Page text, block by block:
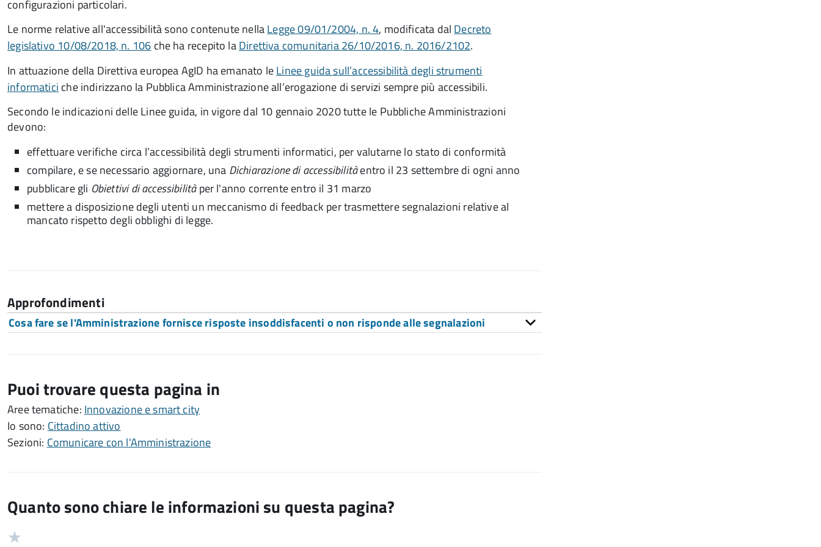
configurazioni particolari.
Le norme relative all'accessibilità sono contenute nellaLegge 09/01/2004, n. 4, modificata dal Decreto
legislativo 10/08/2018, n. 106 che ha recepito laDirettiva comunitaria 26/10/2016, n. 2016/2102.
In attuazione della Direttiva europea AgID ha emanato leLinee guida sull’accessibilità degli strumenti
informatici che indirizzano la Pubblica Amministrazione all’erogazione di servizi sempre più accessibili.
Secondo le indicazioni delle Linee guida, in vigore dal 10 gennaio 2020 tutte le Pubbliche Amministrazioni
devono:
effettuare verifiche circa l’accessibilità degli strumenti informatici, per valutarne lo stato di conformità
compilare, e se necessario aggiornare, una Dichiarazione di accessibilitàentro il 23 settembre di ogni anno
pubblicare gli Obiettivi di accessibilitàper l'anno corrente entro il 31 marzo
mettere a disposizione degli utenti un meccanismo di feedback per trasmettere segnalazioni relative al
mancato rispetto degli obblighi di legge.
Approfondimenti
Cosa fare se l'Amministrazione fornisce risposte insoddisfacenti o non risponde alle segnalazioni
Puoi trovare questa pagina in
Aree tematiche: Innovazione e smart city
Io sono: Cittadino attivo
Sezioni: Comunicare con l'Amministrazione
Quanto sono chiare le informazioni su questa pagina?
Valutazione